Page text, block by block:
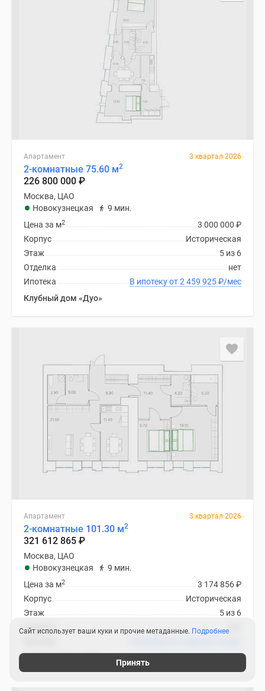
Апартамент 3 квартал 2026
2-комнатные 75.60 м2
226 800 000 ₽
Москва, ЦАО
Новокузнецкая
9 мин.
3 000 000 ₽
Цена за м2
Историческая
Корпус
5 из 6
Этаж
нет
Отделка
В ипотеку от 2 459 925₽/мес
Ипотека
Клубный дом «Дуо»
Апартамент 3 квартал 2026
2-комнатные 101.30 м2
321 612 865 ₽
Москва, ЦАО
Новокузнецкая
9 мин.
3 174 856₽
Цена за м2
Историческая
Корпус
5 из 6
Этаж
Отделка
Сайт использует ваши куки и прочие метаданные. Подробнее
Принять